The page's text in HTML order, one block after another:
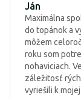
Ján
Maximálna
do topánok a
môžem
roku som
nohaviciach.
záležitosť
vyriešili k